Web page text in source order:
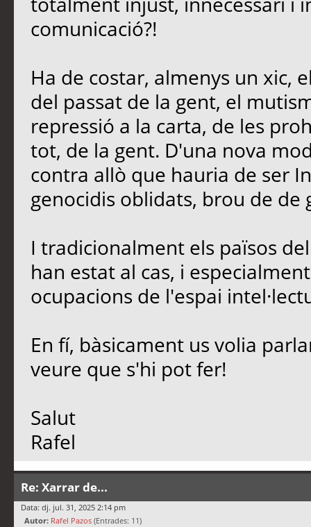
comunicació?!
Ha de costar, almenys un xic,
del passat de la gent, el
repressió a la carta, de les
tot, de la gent. D'una nova
contra allò que hauria de ser
genocidis oblidats, brou de de
I tradicionalment els països
han estat al cas, i
ocupacions de l'espai
En fí, bàsicament us volia
veure que s'hi pot fer!
Salut
Rafel
Re: Xarrar de...
Data: dj. jul. 31, 2025 2:14 pm
Autor: Rafel Pazos (Entrades: 11)